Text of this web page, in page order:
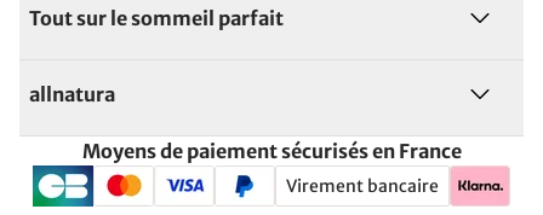
Tout sur le sommeil parfait
allnatura
Moyens de paiement sécurisés en France
Virement bancaire